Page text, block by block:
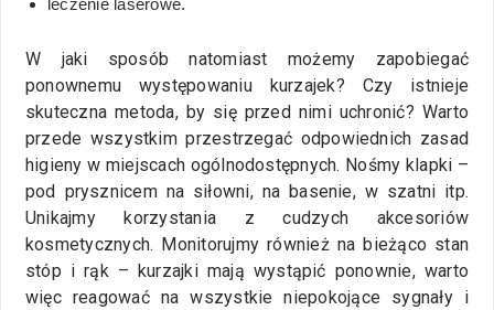
W jaki sposób natomiast możemy zapobiegać
ponownemu występowaniu kurzajek? Czy istnieje
skuteczna metoda, by się przed nimi uchronić? Warto
przede wszystkim przestrzegać odpowiednich zasad
higieny w miejscach ogólnodostępnych. Nośmy klapki –
pod prysznicem na siłowni, na basenie, w szatni itp.
Unikajmy korzystania z cudzych akcesoriów
kosmetycznych. Monitorujmy również na bieżąco stan
stóp i rąk – kurzajki mają wystąpić ponownie, warto
więc reagować na wszystkie niepokojące sygnały i